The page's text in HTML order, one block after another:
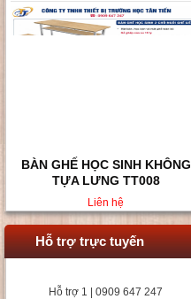
BÀN GHẾ HỌC SINH KHÔNG
TỰA LƯNG TT008
Liên hệ
Hỗ trợ trực tuyến
Hỗ trợ 1 | 0909 647 247